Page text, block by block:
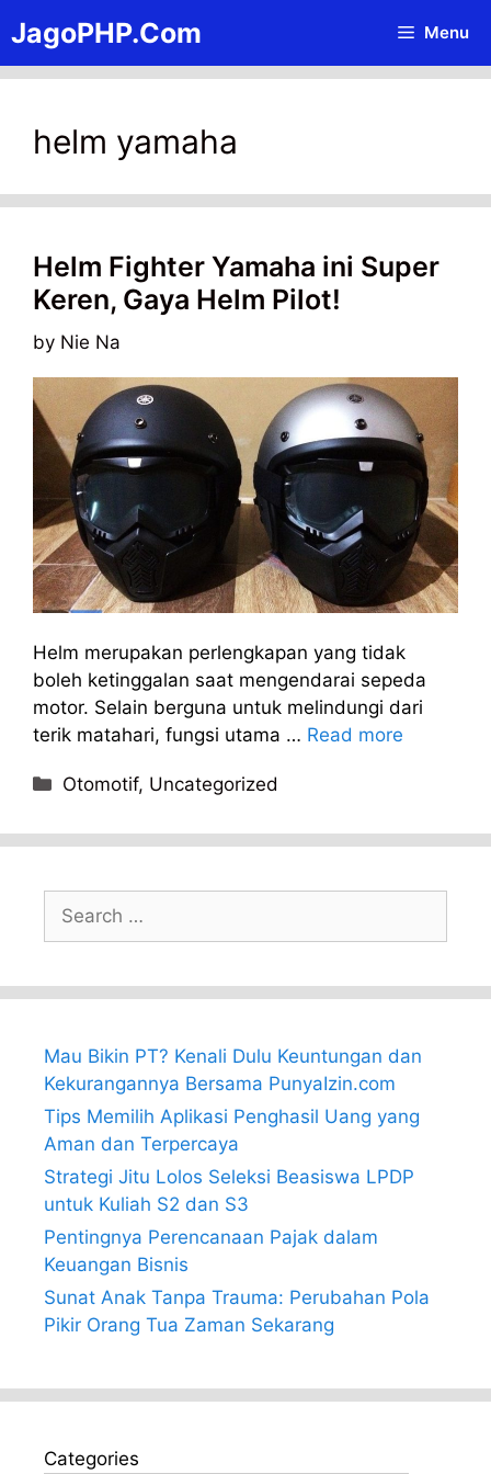
to
content
JagoPHP.Com Menu
helm yamaha
Helm Fighter Yamaha ini Super
Keren, Gaya Helm Pilot!
by Nie Na
Helm merupakan perlengkapan yang tidak
boleh ketinggalan saat mengendarai sepeda
motor. Selain berguna untuk melindungi dari
terik matahari, fungsi utama … Read more
Categories
Otomotif, Uncategorized
Search
for:
Mau Bikin PT? Kenali Dulu Keuntungan dan
Kekurangannya Bersama PunyaIzin.com
Tips Memilih Aplikasi Penghasil Uang yang
Aman dan Terpercaya
Strategi Jitu Lolos Seleksi Beasiswa LPDP
untuk Kuliah S2 dan S3
Pentingnya Perencanaan Pajak dalam
Keuangan Bisnis
Sunat Anak Tanpa Trauma: Perubahan Pola
Pikir Orang Tua Zaman Sekarang
Categories